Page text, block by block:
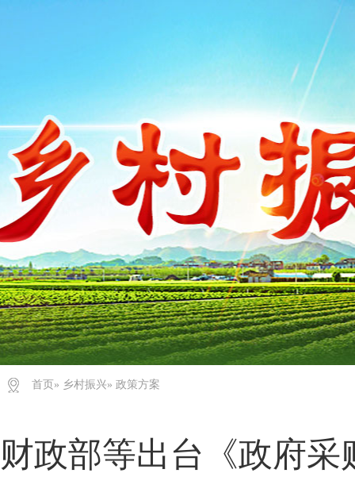
首页 » 乡村振兴» 政策方案
财政部等出台《政府